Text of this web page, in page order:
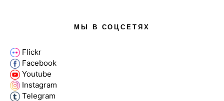
МЫ В СОЦСЕТЯХ
Flickr
Facebook
Youtube
Instagram
Telegram